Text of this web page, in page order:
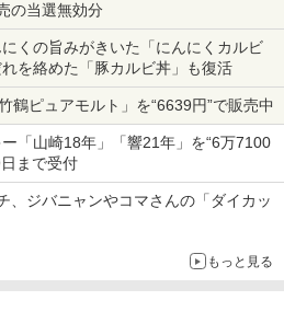
の当選無効分
くの旨みがきいた「にんにくカルビ
を絡めた「豚カルビ丼」も復活
鶴ピュアモルト」を“6639円”で販売中
「山崎18年」「響21年」を“6万7100
まで受付
、ジバニャンやコマさんの「ダイカッ
もっと見る